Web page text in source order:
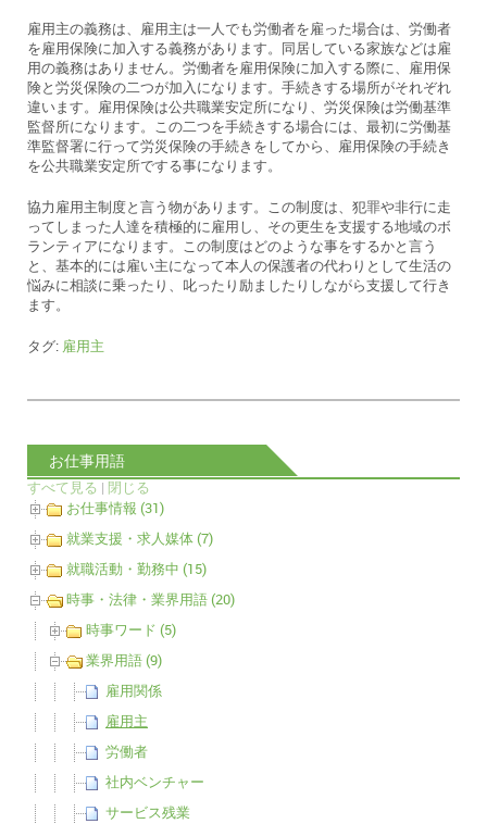
雇用主の義務は、雇用主は一人でも労働者を雇った場合は、労働者
を雇用保険に加入する義務があります。同居している家族などは雇
用の義務はありません。労働者を雇用保険に加入する際に、雇用保
険と労災保険の二つが加入になります。手続きする場所がそれぞれ
違います。雇用保険は公共職業安定所になり、労災保険は労働基準
監督所になります。この二つを手続きする場合には、最初に労働基
準監督署に行って労災保険の手続きをしてから、雇用保険の手続き
を公共職業安定所でする事になります。
協力雇用主制度と言う物があります。この制度は、犯罪や非行に走
ってしまった人達を積極的に雇用し、その更生を支援する地域のボ
ランティアになります。この制度はどのような事をするかと言う
と、基本的には雇い主になって本人の保護者の代わりとして生活の
悩みに相談に乗ったり、叱ったり励ましたりしながら支援して行き
ます。
タグ: 雇用主
お仕事用語
すべて見る | 閉じる
お仕事情報 (31)
就業支援・求人媒体 (7)
就職活動・勤務中 (15)
時事・法律・業界用語 (20)
時事ワード (5)
業界用語 (9)
雇用関係
雇用主
労働者
社内ベンチャー
サービス残業